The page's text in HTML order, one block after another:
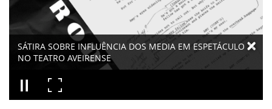
SÁTIRA SOBRE INFLUÊNCIA DOS MEDIA EM ESPETÁCULO
NO TEATRO AVEIRENSE